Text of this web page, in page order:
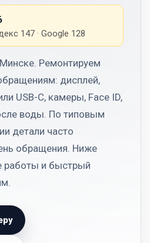
147 · Google 128
Ремонтируем
дисплей,
USB-C, камеры, Face ID,
воды. По типовым
детали часто
обращения. Ниже
работы и быстрый